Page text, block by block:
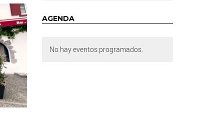
AGENDA
No hay eventos programados.